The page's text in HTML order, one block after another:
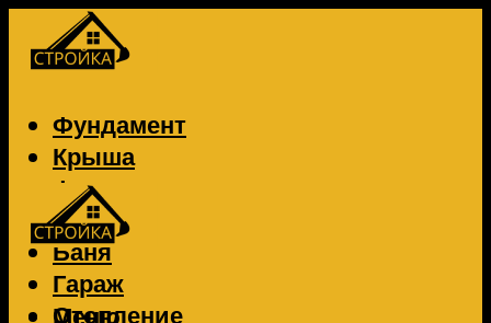
Фундамент
Крыша
Фасад
Забор
Баня
Гараж
Отопление
Меню